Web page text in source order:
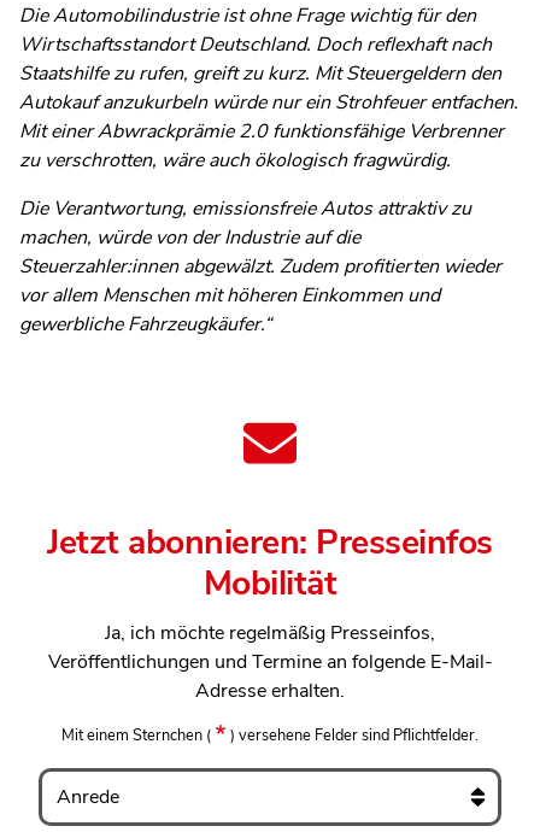
Die Automobilindustrie ist ohne Frage wichtig für den
Wirtschaftsstandort Deutschland. Doch reflexhaft nach
Staatshilfe zu rufen, greift zu kurz. Mit Steuergeldern den
Autokauf anzukurbeln würde nur ein Strohfeuer entfachen.
Mit einer Abwrackprämie 2.0 funktionsfähige Verbrenner
zu verschrotten, wäre auch ökologisch fragwürdig.
Die Verantwortung, emissionsfreie Autos attraktiv zu
machen, würde von der Industrie auf die
Steuerzahler:innen abgewälzt. Zudem profitierten wieder
vor allem Menschen mit höheren Einkommen und
gewerbliche Fahrzeugkäufer.“
Jetzt abonnieren: Presseinfos
Mobilität
Ja, ich möchte regelmäßig Presseinfos,
Veröffentlichungen und Termine an folgende E-Mail-
Adresse erhalten.
Mit einem Sternchen ( ) versehene Felder sind Pflichtfelder.
Anrede